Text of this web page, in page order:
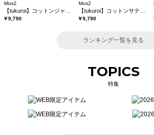
Mos2
￥9,790
Mos2
￥9,790
ランキング一覧を見る
TOPICS
特集